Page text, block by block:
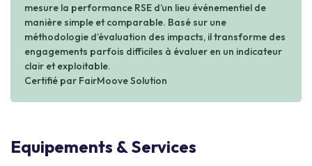
mesure la performance RSE d’un lieu événementiel de
manière simple et comparable. Basé sur une
méthodologie d’évaluation des impacts, il transforme des
engagements parfois difficiles à évaluer en un indicateur
clair et exploitable.
Certifié par FairMoove Solution
Equipements & Services